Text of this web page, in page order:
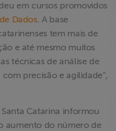
em cursos promovidos
Dados. A base
tem mais de
e até mesmo muitos
técnicas de análise de
precisão e agilidade”,
Catarina informou
aumento do número de